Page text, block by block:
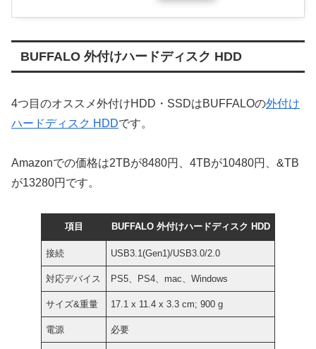
BUFFALO 外付けハードディスク HDD
4つ目のオススメ外付けHDD・SSDはBUFFALOの外付け
ハードディスク HDDです。
Amazonでの価格は2TBが8480円、4TBが10480円、&TB
が13280円です。
項目 BUFFALO 外付けハードディスク HDD
接続 USB3.1(Gen1)/USB3.0/2.0
対応デバイス PS5、PS4、mac、Windows
サイズ&重量 ‎17.1 x 11.4 x 3.3 cm; 900 g
電源 必要